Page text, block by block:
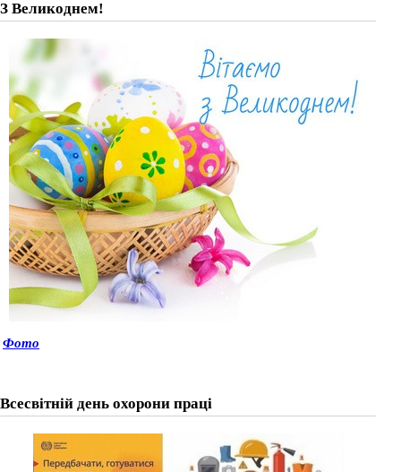
З Великоднем!
Фото
Всесвітній день охорони праці